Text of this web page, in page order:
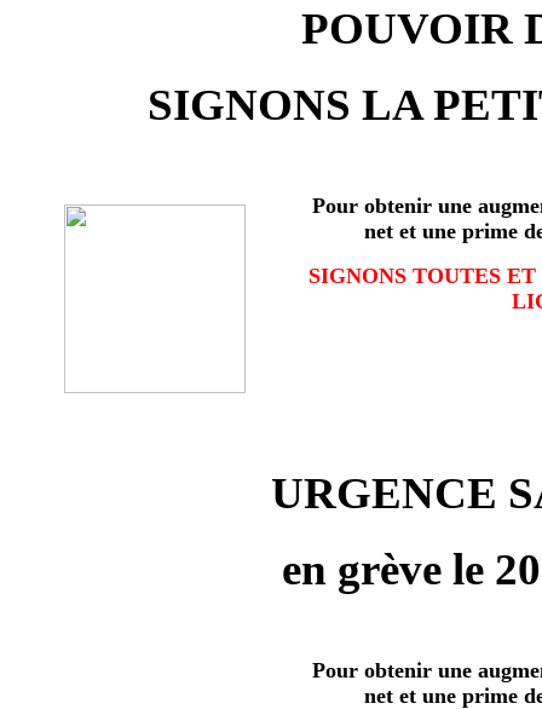
POUVOIR
SIGNONS LA
Pour obtenir une
net et une prime
SIGNONS TOUTES
URGENCE
en grève le
Pour obtenir une
net et une prime